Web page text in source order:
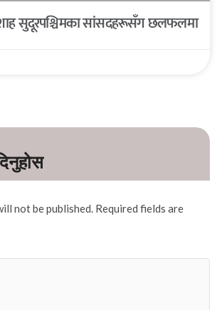
शाह सुदूरपश्चिमका सांसदहरूसँग छलफलमा
not be published. Required fields are